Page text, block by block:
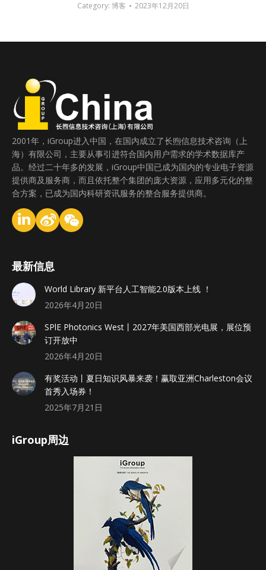
Category: 博客 2023年12月20日
2001年，iGroup进入中国，在国内成立了长煦信息技术咨询（上
海）有限公司，主要从事引进符合国内用户需求的学术数据库产
品。经过二十年多的发展，iGroup中国已成为国内的专业电子资源
提供商及服务商，而且依托整个集团的庞大资源，应用多元化的整
合方案，已成为国内科研资讯服务的整合服务提供商。
最新信息
World Library 新平台人工智能2.0版本上线 ！
2026年4月20日
SPlE Photonics West丨2027年美国西部光电展，展位预
订开放中
2026年4月20日
有奖活动丨夏日知识风暴来袭！赢取亚洲Charleston会议
首秀入场券！
2025年7月21日
iGroup周边